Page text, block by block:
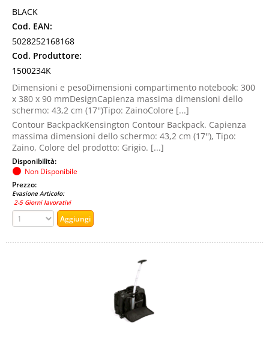
BLACK
Cod. EAN:
5028252168168
Cod. Produttore:
1500234K
Dimensioni e pesoDimensioni compartimento notebook: 300
x 380 x 90 mmDesignCapienza massima dimensioni dello
schermo: 43,2 cm (17'')Tipo: ZainoColore [...]
Contour BackpackKensington Contour Backpack. Capienza
massima dimensioni dello schermo: 43,2 cm (17''), Tipo:
Zaino, Colore del prodotto: Grigio. [...]
Disponibilità:
Non Disponibile
Prezzo:
Evasione Articolo:
2-5 Giorni lavorativi